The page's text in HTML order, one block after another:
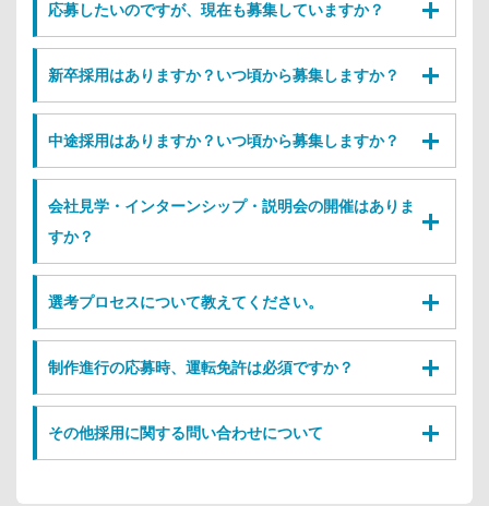
応募したいのですが、現在も募集していますか？
新卒採用はありますか？いつ頃から募集しますか？
中途採用はありますか？いつ頃から募集しますか？
会社見学・インターンシップ・説明会の開催はありま
すか？
選考プロセスについて教えてください。
制作進行の応募時、運転免許は必須ですか？
その他採用に関する問い合わせについて